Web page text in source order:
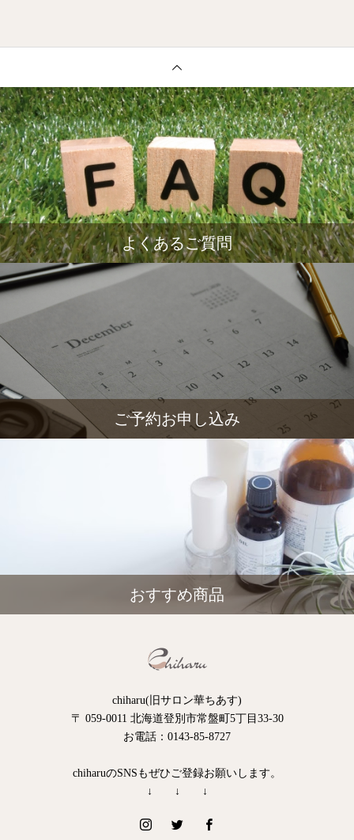
よくあるご質問
ご予約お申し込み
おすすめ商品
chiharu(旧サロン華ちあす)
〒 059-0011 北海道登別市常盤町5丁目33-30
お電話：0143-85-8727
chiharuのSNSもぜひご登録お願いします。
↓ ↓ ↓